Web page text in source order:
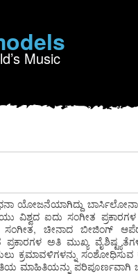
Music
ಬಾರ್ಸಿಲೋನಾದ
ವಿಶ್ವದ ಐದು ಸಂಗೀತ
ಚೀನಾದ ಬೀಜಿಂಗ್
ಅತಿ ಮುಖ್ಯ
ಕ್ರಮಾವಳಿಗಳನ್ನು
ಮಾಹಿತಿಯನ್ನು ಪರಿಪೂರ್ಣವಾಗಿ